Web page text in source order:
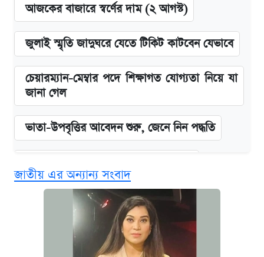
আজকের বাজারে স্বর্ণের দাম (২ আগস্ট)
জুলাই স্মৃতি জাদুঘরে যেতে টিকিট কাটবেন যেভাবে
চেয়ারম্যান-মেম্বার পদে শিক্ষাগত যোগ্যতা নিয়ে যা
জানা গেল
ভাতা-উপবৃত্তির আবেদন শুরু, জেনে নিন পদ্ধতি
‘গুলশানের চামেলি’ তে যৌনকর্মীর দালাল অ্যাডলফ
আজ শুক্রবার রাজধানীর যেসব মার্কেট-দোকানপাট
জাতীয় এর অন্যান্য সংবাদ